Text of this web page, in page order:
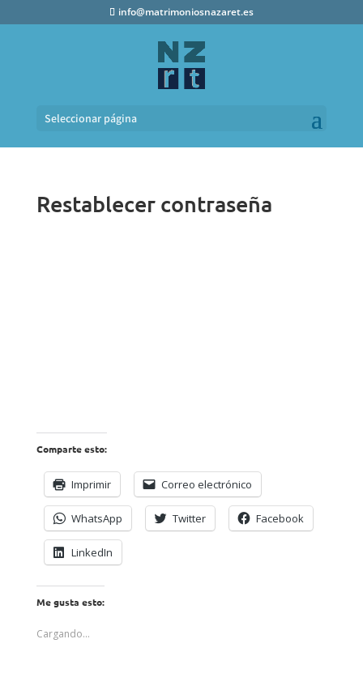
info@matrimoniosnazaret.es
Seleccionar página
Restablecer contraseña
Comparte esto:
Imprimir Correo electrónico
WhatsApp Twitter Facebook
LinkedIn
Me gusta esto:
Cargando...